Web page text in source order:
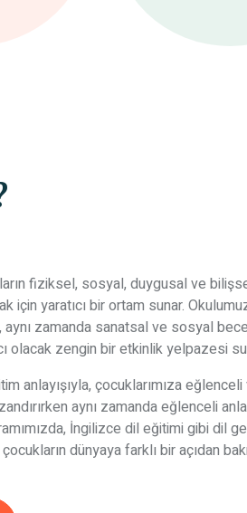
fiziksel, sosyal, duygusal ve
için yaratıcı bir ortam sunar.
zamanda sanatsal ve sosyal
olacak zengin bir etkinlik yelpazesi
anlayışıyla, çocuklarımıza
aynı zamanda eğlenceli
İngilizce dil eğitimi gibi dil
dünyaya farklı bir açıdan